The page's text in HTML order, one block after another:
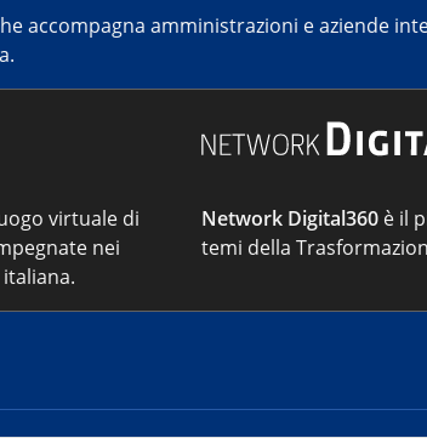
accompagna amministrazioni e aziende
virtuale di
nei
Network Digital360 è il
temi della